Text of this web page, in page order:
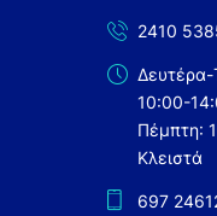
2410
10:00-
Πέμπτη:
Κλειστά
697